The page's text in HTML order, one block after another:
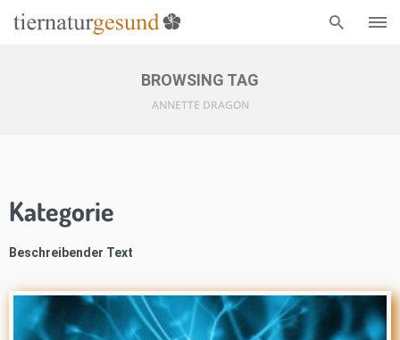
BROWSING TAG
ANNETTE DRAGON
Kategorie
Beschreibender Text